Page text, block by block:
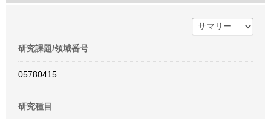
研究課題/領域番号
05780415
研究種目